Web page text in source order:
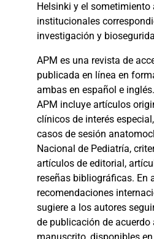
Helsinki y el sometimiento
institucionales
investigación y
APM es una revista de
publicada en línea en
ambas en español e
APM incluye artículos
clínicos de interés
casos de sesión
Nacional de Pediatría,
artículos de editorial,
reseñas bibliográficas. En
recomendaciones
sugiere a los autores
de publicación de acuerdo